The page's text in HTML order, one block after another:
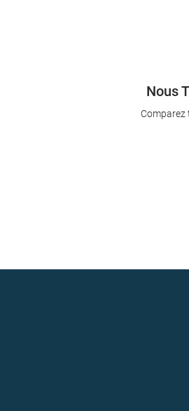
Nous
Comparez